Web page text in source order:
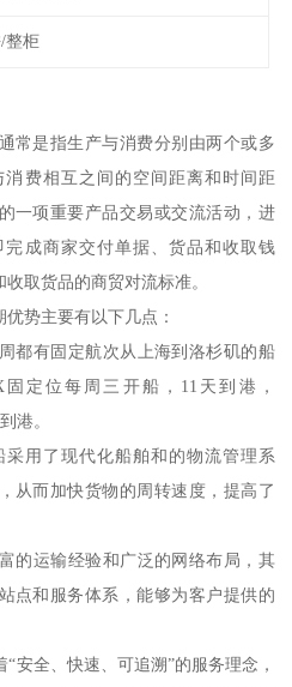
整柜
常是指生产与消费分别由两个或多
费相互之间的空间距离和时间距
一项重要产品交易或交流活动，进
成商家交付单据、货品和收取钱
取货品的商贸对流标准。
势主要有以下几点：
都有固定航次从上海到洛杉矶的船
定位每周三开船，11天到港，
港。
用了现代化船舶和的物流管理系
从而加快货物的周转速度，提高了
的运输经验和广泛的网络布局，其
点和服务体系，能够为客户提供的
安全、快速、可追溯”的服务理念，